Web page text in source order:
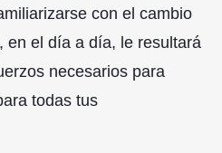
con el cambio
en el día a día, le resultará
necesarios para
todas tus